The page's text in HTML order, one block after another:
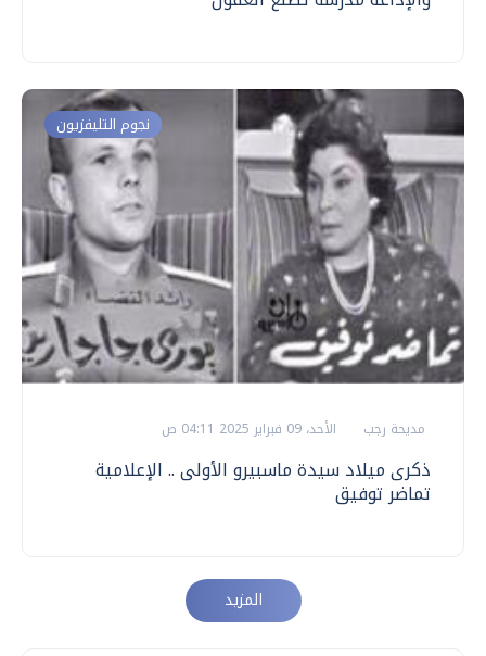
نجوم التليفزيون
مديحة رجب الأحد، 09 فبراير 2025 04:11 ص
ذكرى ميلاد سيدة ماسبيرو الأولى .. الإعلامية
تماضر توفيق
المزيد